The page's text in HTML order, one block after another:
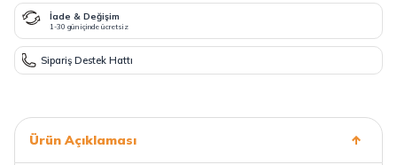
İade & Değişim
1-30 gün içinde ücretsiz
Sipariş Destek Hattı
Ürün Açıklaması